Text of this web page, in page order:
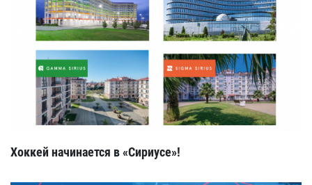
Хоккей начинается в «Сириусе»!